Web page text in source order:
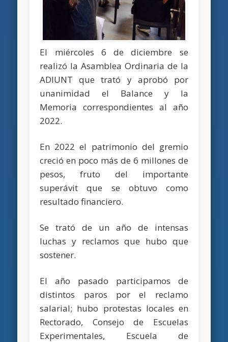
El miércoles 6 de diciembre se
realizó la Asamblea Ordinaria de la
ADIUNT que trató y aprobó por
unanimidad el Balance y la
Memoria correspondientes al año
2022.
En 2022 el patrimonio del gremio
creció en poco más de 6 millones de
pesos, fruto del importante
superávit que se obtuvo como
resultado financiero.
Se trató de un año de intensas
luchas y reclamos que hubo que
sostener.
El año pasado participamos de
distintos paros por el reclamo
salarial; hubo protestas locales en
Rectorado, Consejo de Escuelas
Experimentales, Escuela de